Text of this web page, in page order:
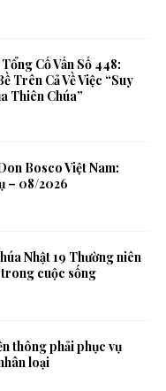
Cố Vấn Số 448:
Trên Cả Về Việc “Suy
Thiên Chúa”
Bosco Việt Nam:
– 08/2026
Nhật 19 Thường niên
trong cuộc sống
thông phải phục vụ
loại